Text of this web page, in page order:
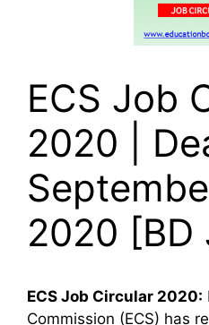
ECS Job
2020 |
2020 [BD
ECS Job Circular 2020:
Commission (ECS) has